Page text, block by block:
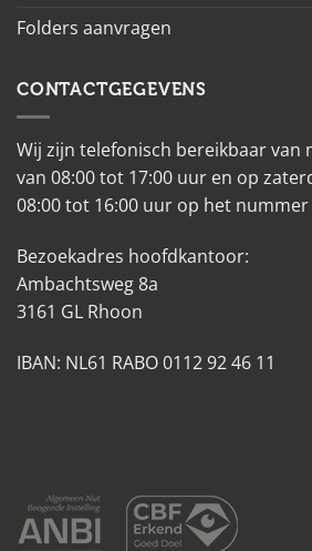
Folders aanvragen
CONTACTGEGEVENS
Wij zijn telefonisch bereikbaar van
van 08:00 tot 17:00 uur en op
08:00 tot 16:00 uur op het nummer
Bezoekadres hoofdkantoor:
Ambachtsweg 8a
3161 GL Rhoon
IBAN: NL61 RABO 0112 92 46 11